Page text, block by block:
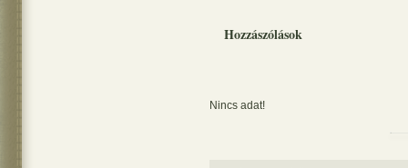
Hozzászólások
Nincs adat!